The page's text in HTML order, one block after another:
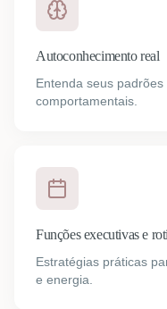
Autoconhecimento real
Entenda seus
comportamentais.
Funções executivas e
Estratégias práticas
e energia.